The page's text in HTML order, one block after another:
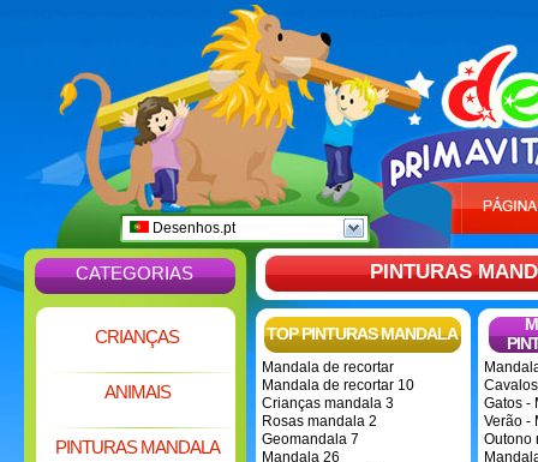
Desenhos.pt
CATEGORIAS
CRIANÇAS
ANIMAIS
PINTURAS MANDALA
PINTURAS
TOP PINTURAS MANDALA
Mandala de recortar
Mandala de recortar 10
Crianças mandala 3
Rosas mandala 2
Geomandala 7
Mandala 26
Gatos -
Verão -
Outono